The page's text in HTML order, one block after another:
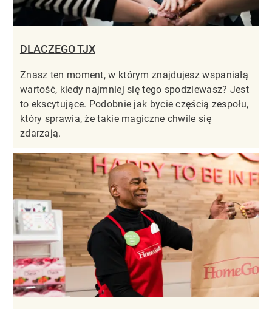
DLACZEGO TJX
Znasz ten moment, w którym znajdujesz wspaniałą
wartość, kiedy najmniej się tego spodziewasz? Jest
to ekscytujące. Podobnie jak bycie częścią zespołu,
który sprawia, że takie magiczne chwile się
zdarzają.